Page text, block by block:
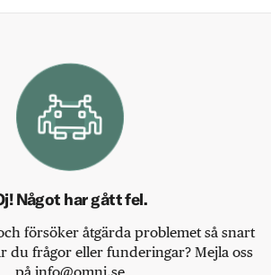
Något har gått fel.
försöker åtgärda problemet så snart
du frågor eller funderingar? Mejla oss